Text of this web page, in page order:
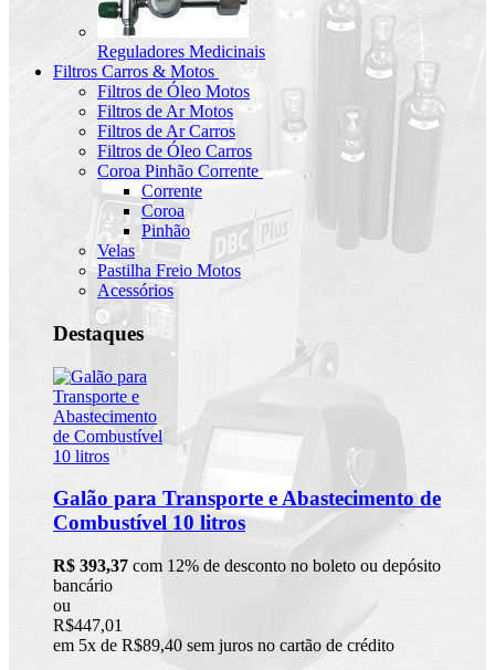
Reguladores Medicinais
Filtros Carros & Motos
Filtros de Óleo Motos
Filtros de Ar Motos
Filtros de Ar Carros
Filtros de Óleo Carros
Coroa Pinhão Corrente
Corrente
Coroa
Pinhão
Velas
Pastilha Freio Motos
Acessórios
Destaques
Galão para Transporte e Abastecimento de
Combustível 10 litros
R$ 393,37 com 12% de desconto no boleto ou depósito
bancário
ou
R$447,01
em 5x de R$89,40 sem juros no cartão de crédito